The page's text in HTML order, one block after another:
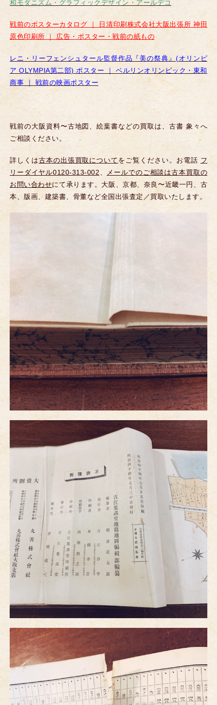
和モダニズム・グラフィックデザイン・アールデコ
戦前のポスターカタログ ｜ 日清印刷株式会社大阪出張所 神田
原色印刷所 ｜ 広告・ポスター・戦前の紙もの
レニ・リーフェンシュタール監督作品『美の祭典』(オリンピ
ア OLYMPIA第二部) ポスター ｜ ベルリンオリンピック・東和
商事 ｜ 戦前の映画ポスター
戦前の大阪資料〜古地図、絵葉書などの買取は、古書 象々へ
ご相談ください。
詳しくは古本の出張買取についてをご覧ください。お電話 フ
リーダイヤル0120-313-002
メールでのご相談は古本買取の
お問い合わせにて承ります。大阪、京都、奈良〜近畿一円、古
本、版画、建築書、骨董など全国出張査定／買取いたします。